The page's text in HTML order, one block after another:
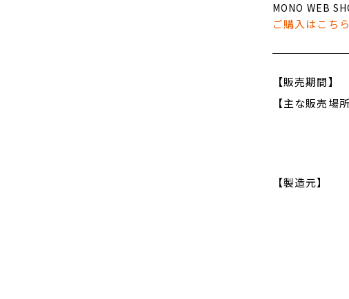
MONO WEB
ご購入はこち
【販売期間】
【主な販売場所
【製造元】